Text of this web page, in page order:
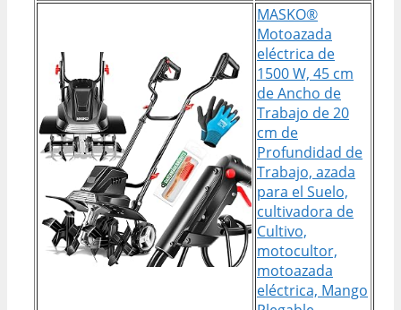
MASKO®
Motoazada
eléctrica de
1500 W, 45 cm
de Ancho de
Trabajo de 20
cm de
Profundidad de
Trabajo, azada
para el Suelo,
cultivadora de
Cultivo,
motocultor,
motoazada
eléctrica, Mango